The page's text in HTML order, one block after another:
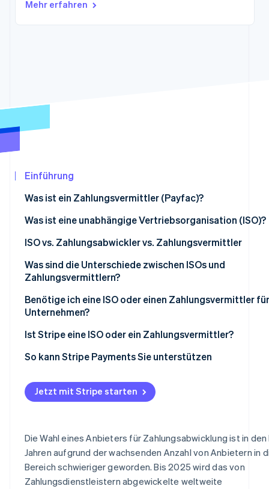
BetrugspräventionEcosystem
Mehr erfahren
Einführung
Was ist ein Zahlungsvermittler (Payfac)?
Was ist eine unabhängige Vertriebsorganisation (ISO)?
ISO vs. Zahlungsabwickler vs. Zahlungsvermittler
Was sind die Unterschiede zwischen ISOs und
Zahlungsvermittlern?
Individuelle Händlerkonten vs. Unterkonten
Preismodelle
Benötige ich eine ISO oder einen Zahlungsvermittler
Unternehmen?
Ist Stripe eine ISO oder ein Zahlungsvermittler?
So vereinfacht das Zahlungsvermittlungsmodell von
Mehr als eine traditionelle Zahlungsplattform für
Zahlungsvermittlung: Das erweiterte
So kann Stripe Payments Sie unterstützen
Jetzt mit Stripe starten
Die Wahl eines Anbieters für Zahlungsabwicklung ist in
Jahren aufgrund der wachsenden Anzahl von Anbietern in
Bereich schwieriger geworden. Bis 2025 wird das von
Zahlungsdienstleistern abgewickelte weltweite